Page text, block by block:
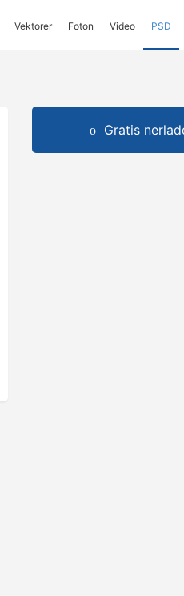
Vektorer Foton Video PSD
Gratis